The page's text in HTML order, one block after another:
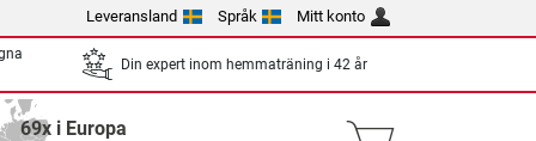
Leveransland Språk Mitt konto
Din expert inom hemmaträning i 42 år
69x i Europa